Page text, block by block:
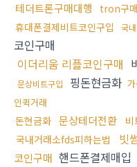
테더트론구매대행 tron구
휴대폰결제비트코인구입
국
코인구매
이더리움 리플코인구매
문상비트구입 핑돈현금화
인퀵거래
돈현금화 문상테더전환
국내거래소fds피하는법 빗
코인구매 핸드폰결제매입